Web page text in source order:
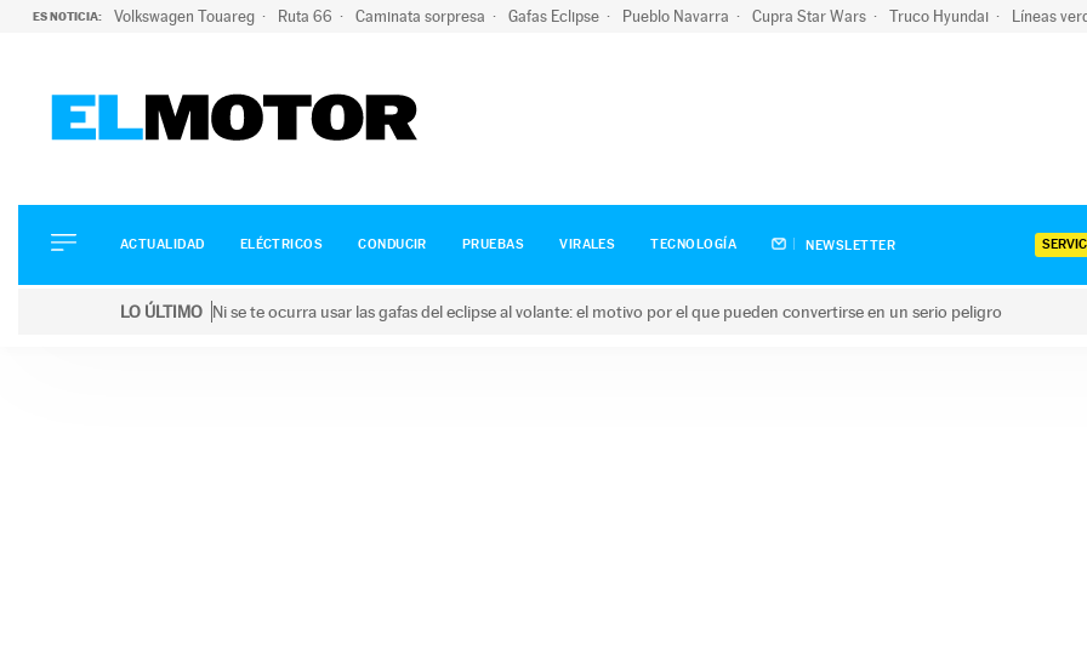
ES NOTICIA: Volkswagen Touareg Ruta 66 Caminata sorpresa Gafas Eclipse Pueblo Navarra Cupra Star Wars Truco Hyundai Líneas
ELÉCTRICOS
CONDUCIR
ACTUALIDAD ELÉCTRICOS CONDUCIR PRUEBAS VIRALES TECNOLOGÍA NEWSLETTER
LO ÚLTIMO Ni se te ocurra usar las gafas del eclipse al volante: el motivo por el que pueden convertirse en un serio peligro